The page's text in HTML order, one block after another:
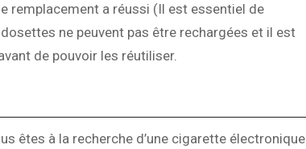
remplacement a réussi (Il est essentiel de
ne peuvent pas être rechargées et il est
de pouvoir les réutiliser.
êtes à la recherche d’une cigarette électronique